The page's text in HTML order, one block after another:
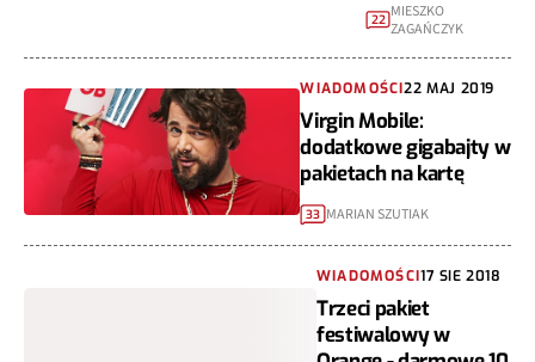
22 MIESZKO
ZAGAŃCZYK
WIADOMOŚCI22 MAJ 2019
Virgin Mobile:
dodatkowe gigabajty w
pakietach na kartę
33 MARIAN SZUTIAK
WIADOMOŚCI17 SIE 2018
Trzeci pakiet
festiwalowy w